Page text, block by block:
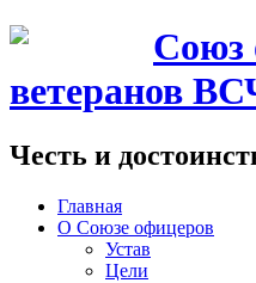
Союз
ветеранов
Честь и
Главная
О Союзе офицеров
Устав
Цели